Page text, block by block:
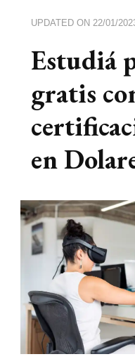
UPDATED ON 22/01/
Estudiá
gratis
en